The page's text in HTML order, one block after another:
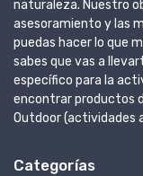
naturaleza. Nuestro
asesoramiento y las
puedas hacer lo que
sabes que vas a
específico para la
encontrar productos
Outdoor (actividades
Categorías